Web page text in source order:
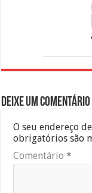
Deixe um comentário
O seu endereço
obrigatórios são
Comentário*